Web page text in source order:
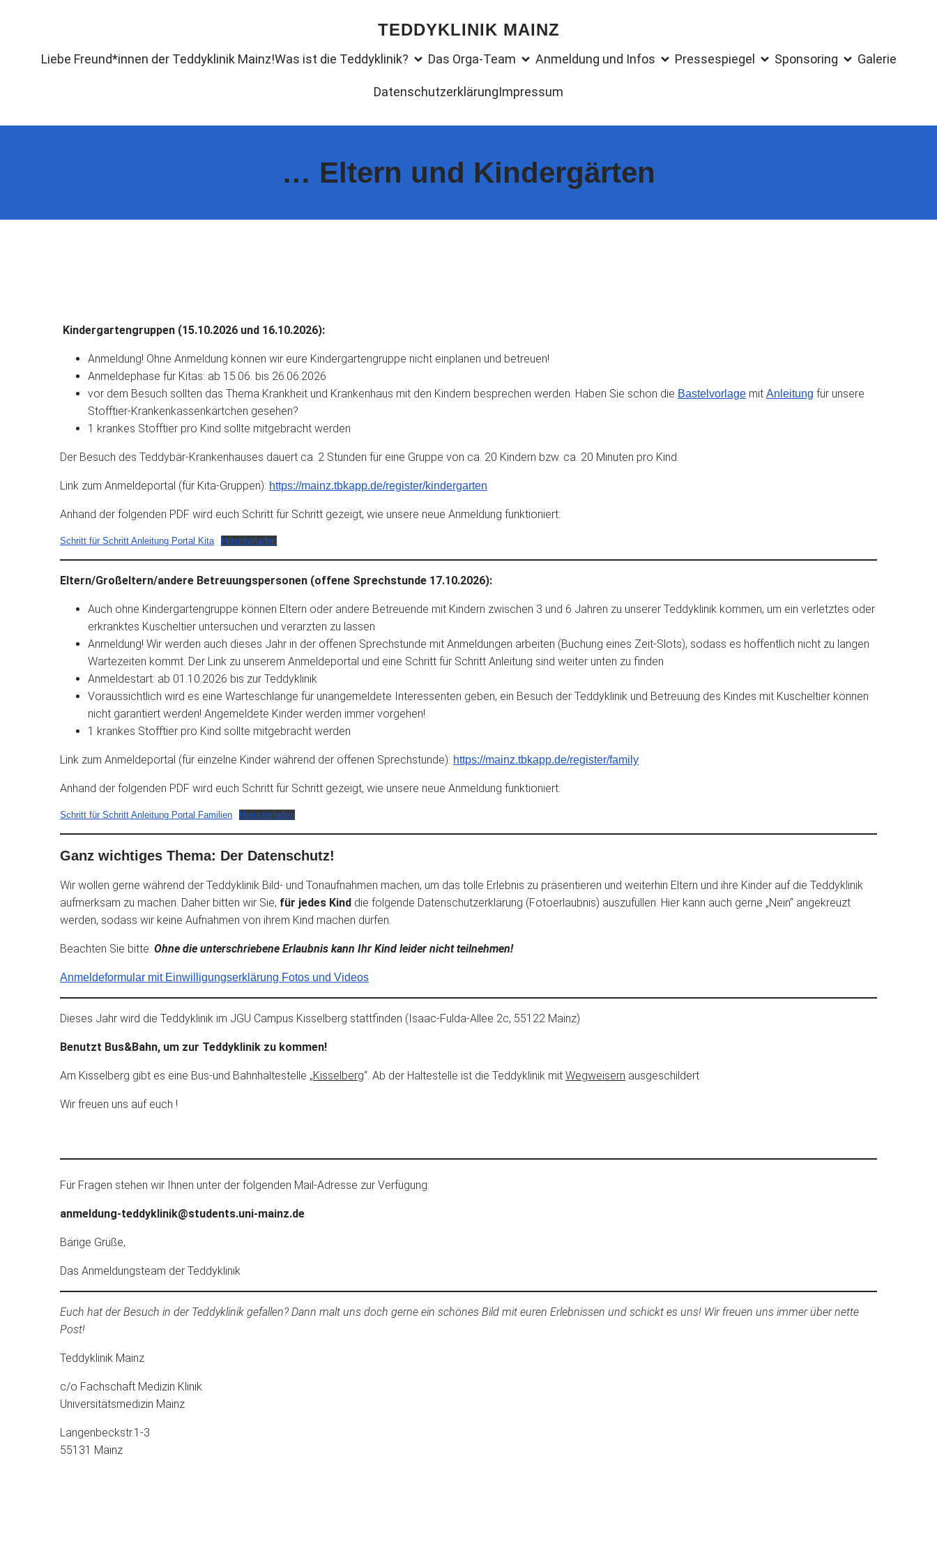
TEDDYKLINIK MAINZ
Liebe Freund*innen der Teddyklinik Mainz!Was ist die Teddyklinik? Das Orga-Team Anmeldung und Infos Pressespiegel Sponsoring Galerie
DatenschutzerklärungImpressum
… Eltern und Kindergärten
Kindergartengruppen (15.10.2026 und 16.10.2026):
Anmeldung! Ohne Anmeldung können wir eure Kindergartengruppe nicht einplanen und betreuen!
Anmeldephase für Kitas: ab 15.06. bis 26.06.2026
vor dem Besuch sollten das Thema Krankheit und Krankenhaus mit den Kindern besprechen werden. Haben Sie schon die Bastelvorlage mit Anleitung für unsere
Stofftier-Krankenkassenkärtchen gesehen?
1 krankes Stofftier pro Kind sollte mitgebracht werden
Der Besuch des Teddybär-Krankenhauses dauert ca. 2 Stunden für eine Gruppe von ca. 20 Kindern bzw. ca. 20 Minuten pro Kind.
Link zum Anmeldeportal (für Kita-Gruppen): https://mainz.tbkapp.de/register/kindergarten
Anhand der folgenden PDF wird euch Schritt für Schritt gezeigt, wie unsere neue Anmeldung funktioniert:
Schritt für Schritt Anleitung Portal Kita Herunterladen
Eltern/Großeltern/andere Betreuungspersonen (offene Sprechstunde 17.10.2026):
Auch ohne Kindergartengruppe können Eltern oder andere Betreuende mit Kindern zwischen 3 und 6 Jahren zu unserer Teddyklinik kommen, um ein verletztes oder
erkranktes Kuscheltier untersuchen und verarzten zu lassen
Anmeldung! Wir werden auch dieses Jahr in der offenen Sprechstunde mit Anmeldungen arbeiten (Buchung eines Zeit-Slots), sodass es hoffentlich nicht zu langen
Wartezeiten kommt. Der Link zu unserem Anmeldeportal und eine Schritt für Schritt Anleitung sind weiter unten zu finden
Anmeldestart: ab 01.10.2026 bis zur Teddyklinik
Voraussichtlich wird es eine Warteschlange für unangemeldete Interessenten geben, ein Besuch der Teddyklinik und Betreuung des Kindes mit Kuscheltier können
nicht garantiert werden! Angemeldete Kinder werden immer vorgehen!
1 krankes Stofftier pro Kind sollte mitgebracht werden
Link zum Anmeldeportal (für einzelne Kinder während der offenen Sprechstunde): https://mainz.tbkapp.de/register/family
Anhand der folgenden PDF wird euch Schritt für Schritt gezeigt, wie unsere neue Anmeldung funktioniert:
Schritt für Schritt Anleitung Portal Familien Herunterladen
Ganz wichtiges Thema: Der Datenschutz!
Wir wollen gerne während der Teddyklinik Bild- und Tonaufnahmen machen, um das tolle Erlebnis zu präsentieren und weiterhin Eltern und ihre Kinder auf die Teddyklinik
aufmerksam zu machen. Daher bitten wir Sie, für jedes Kind die folgende Datenschutzerklärung (Fotoerlaubnis) auszufüllen. Hier kann auch gerne „Nein“ angekreuzt
werden, sodass wir keine Aufnahmen von ihrem Kind machen dürfen.
Beachten Sie bitte: Ohne die unterschriebene Erlaubnis kann Ihr Kind leider nicht teilnehmen!
Anmeldeformular mit Einwilligungserklärung Fotos und Videos
Dieses Jahr wird die Teddyklinik im JGU Campus Kisselberg stattfinden (Isaac-Fulda-Allee 2c, 55122 Mainz)
Benutzt Bus&Bahn, um zur Teddyklinik zu kommen!
Am Kisselberg gibt es eine Bus-und Bahnhaltestelle „Kisselberg“. Ab der Haltestelle ist die Teddyklinik mit Wegweisern ausgeschildert
Wir freuen uns auf euch !
Für Fragen stehen wir Ihnen unter der folgenden Mail-Adresse zur Verfügung:
anmeldung-teddyklinik@students.uni-mainz.de
Bärige Grüße,
Das Anmeldungsteam der Teddyklinik
Euch hat der Besuch in der Teddyklinik gefallen? Dann malt uns doch gerne ein schönes Bild mit euren Erlebnissen und schickt es uns! Wir freuen uns immer über nette
Post!
Teddyklinik Mainz
c/o Fachschaft Medizin Klinik
Universitätsmedizin Mainz
Langenbeckstr.1-3
55131 Mainz